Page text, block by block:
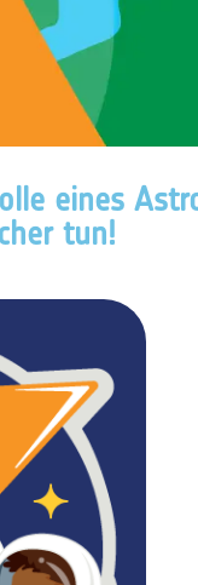
eines
tun!